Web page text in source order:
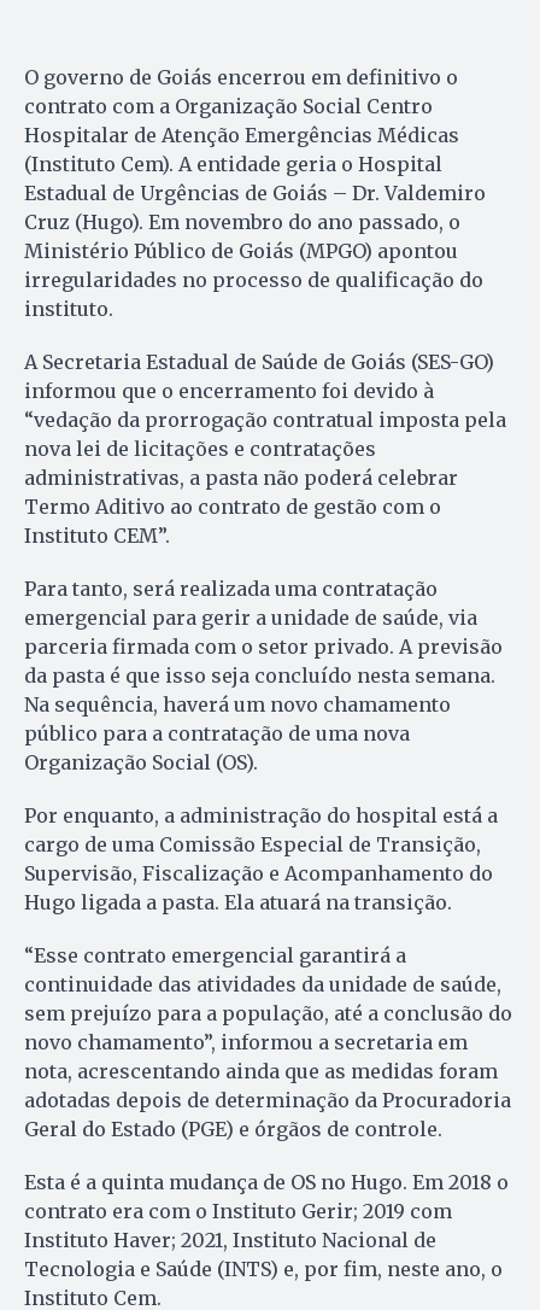
O governo de Goiás encerrou em definitivo o
contrato com a Organização Social Centro
Hospitalar de Atenção Emergências Médicas
(Instituto Cem). A entidade geria o Hospital
Estadual de Urgências de Goiás – Dr. Valdemiro
Cruz (Hugo). Em novembro do ano passado, o
Ministério Público de Goiás (MPGO) apontou
irregularidades no processo de qualificação do
instituto.
A Secretaria Estadual de Saúde de Goiás (SES-GO)
informou que o encerramento foi devido à
“vedação da prorrogação contratual imposta pela
nova lei de licitações e contratações
administrativas, a pasta não poderá celebrar
Termo Aditivo ao contrato de gestão com o
Instituto CEM”.
Para tanto, será realizada uma contratação
emergencial para gerir a unidade de saúde, via
parceria firmada com o setor privado. A previsão
da pasta é que isso seja concluído nesta semana.
Na sequência, haverá um novo chamamento
público para a contratação de uma nova
Organização Social (OS).
Por enquanto, a administração do hospital está a
cargo de uma Comissão Especial de Transição,
Supervisão, Fiscalização e Acompanhamento do
Hugo ligada a pasta. Ela atuará na transição.
“Esse contrato emergencial garantirá a
continuidade das atividades da unidade de saúde,
sem prejuízo para a população, até a conclusão do
novo chamamento”, informou a secretaria em
nota, acrescentando ainda que as medidas foram
adotadas depois de determinação da Procuradoria
Geral do Estado (PGE) e órgãos de controle.
Esta é a quinta mudança de OS no Hugo. Em 2018 o
contrato era com o Instituto Gerir; 2019 com
Instituto Haver; 2021, Instituto Nacional de
Tecnologia e Saúde (INTS) e, por fim, neste ano, o
Instituto Cem.